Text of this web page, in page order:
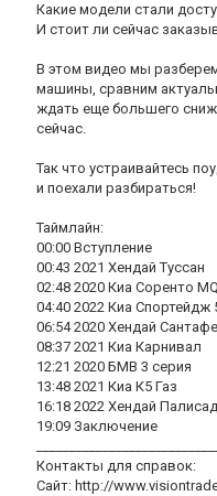
Какие модели стали
И стоит ли сейчас
В этом видео мы
машины, сравним
ждать еще большего
сейчас.
Так что устраивайтесь
и поехали разбираться!
Таймлайн:
00:00 Вступление
00:43 2021 Хендай Туссан
02:48 2020 Киа Соренто
04:40 2022 Киа Спортейдж
06:54 2020 Хендай Сантафе
08:37 2021 Киа Карнивал
12:21 2020 БМВ 3 серия
13:48 2021 Киа К5 Газ
16:18 2022 Хендай Палисад
19:09 Заключение
Контакты для справок:
Сайт: http://